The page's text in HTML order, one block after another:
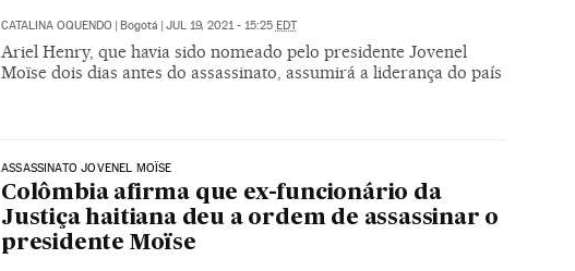
CATALINA OQUENDO | Bogotá | JUL 19, 2021 - 15:25 EDT
Ariel Henry, que havia sido nomeado pelo presidente Jovenel
Moïse dois dias antes do assassinato, assumirá a liderança do país
ASSASSINATO JOVENEL MOÏSE
Colômbia afirma que ex-funcionário da
Justiça haitiana deu a ordem de assassinar o
presidente Moïse